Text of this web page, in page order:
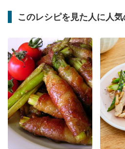
このレシピを見た人に人